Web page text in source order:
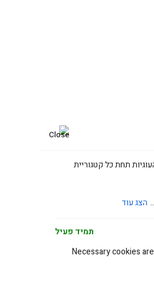
תחת כל קטגוריית
הצג עוד
תמיד פעיל
Necessary cookies